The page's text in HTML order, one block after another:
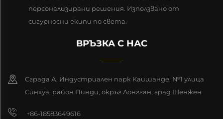
персонализирани решения. Използвано от
сигурносни екипи по света.
ВРЪЗКА С НАС
Сграда А, Индустриален парк Каишанде, №1 улица
Синхуа, район Пинди, окръг Лонгган, град Шенжен
+86-18583649616